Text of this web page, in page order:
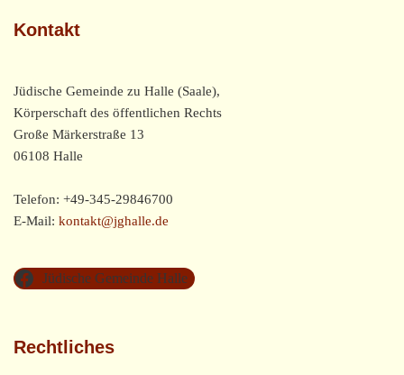
Kontakt
Jüdische Gemeinde zu Halle (Saale),
Körperschaft des öffentlichen Rechts
Große Märkerstraße 13
06108 Halle
Telefon: +49-345-29846700
E-Mail: kontakt@jghalle.de
Jüdische Gemeinde Halle
Rechtliches